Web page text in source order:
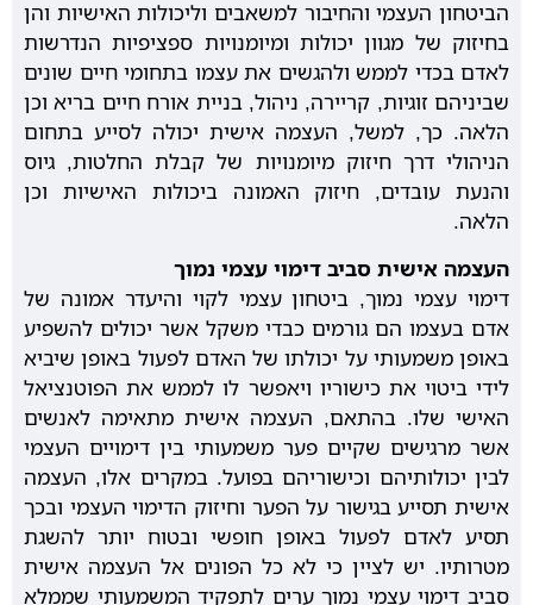
הביטחון העצמי והחיבור למשאבים וליכולות האישיות והן
בחיזוק של מגוון יכולות ומיומנויות ספציפיות הנדרשות
לאדם בכדי לממש ולהגשים את עצמו בתחומי חיים שונים
שביניהם זוגיות, קריירה, ניהול, בניית אורח חיים בריא וכן
הלאה. כך, למשל, העצמה אישית יכולה לסייע בתחום
הניהולי דרך חיזוק מיומנויות של קבלת החלטות, גיוס
והנעת עובדים, חיזוק האמונה ביכולות האישיות וכן
הלאה.
העצמה אישית סביב דימוי עצמי נמוך
דימוי עצמי נמוך, ביטחון עצמי לקוי והיעדר אמונה של
אדם בעצמו הם גורמים כבדי משקל אשר יכולים להשפיע
באופן משמעותי על יכולתו של האדם לפעול באופן שיביא
לידי ביטוי את כישוריו ויאפשר לו לממש את הפוטנציאל
האישי שלו. בהתאם, העצמה אישית מתאימה לאנשים
אשר מרגישים שקיים פער משמעותי בין דימויים העצמי
לבין יכולותיהם וכישוריהם בפועל. במקרים אלו, העצמה
אישית תסייע בגישור על הפער וחיזוק הדימוי העצמי ובכך
תסיע לאדם לפעול באופן חופשי ובטוח יותר להשגת
מטרותיו. יש לציין כי לא כל הפונים אל העצמה אישית
סביב דימוי עצמי נמוך ערים לתפקיד המשמעותי שממלא